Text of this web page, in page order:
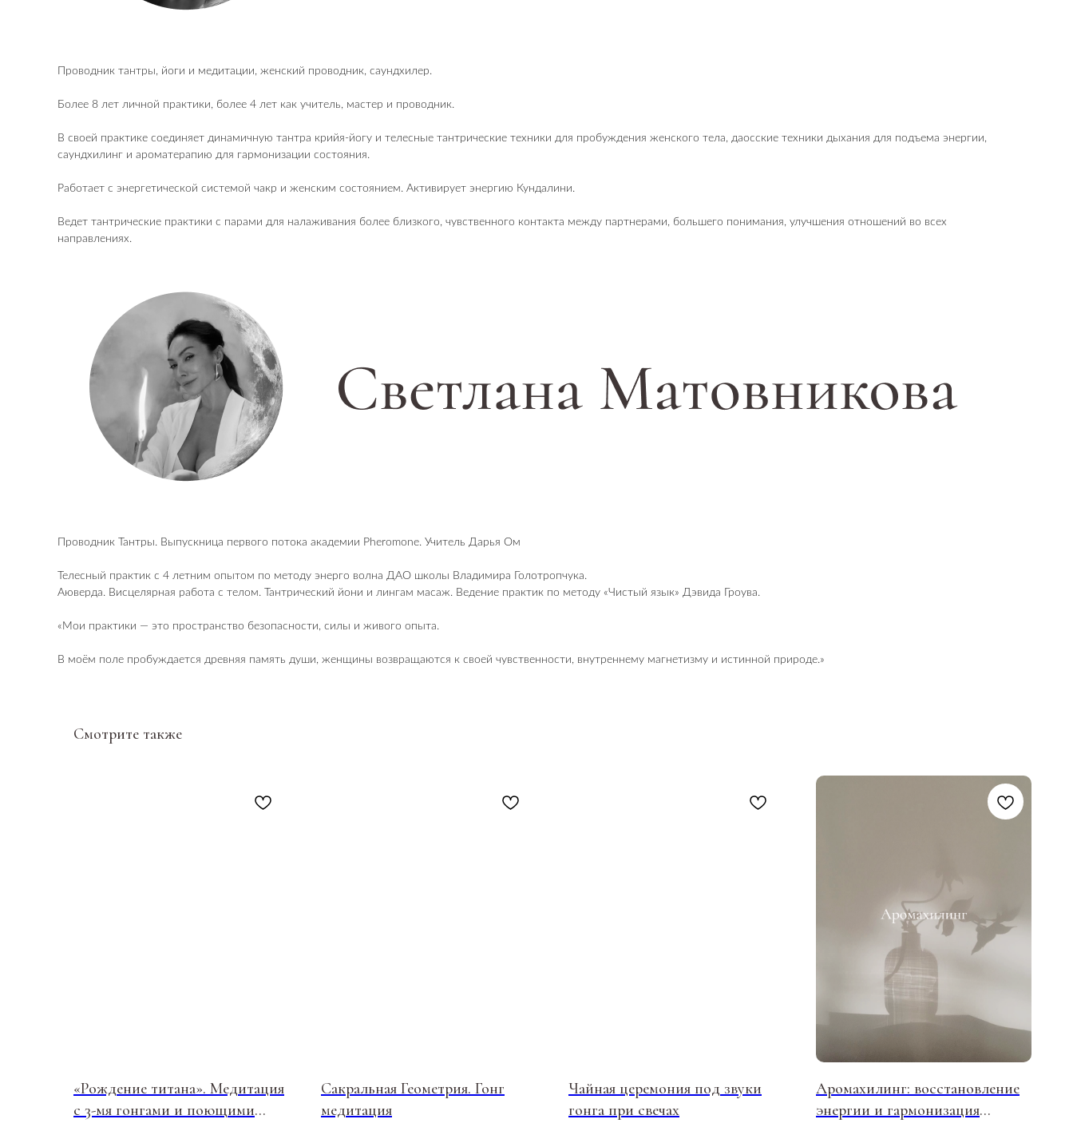
Проводник тантры, йоги и медитации, женский проводник, саундхилер.
Более 8 лет личной практики, более 4 лет как учитель, мастер и проводник.
В своей практике соединяет динамичную тантра крийя-йогу и телесные тантрические техники для пробуждения женского тела, даосские техники дыхания для подъема энергии,
саундхилинг и ароматерапию для гармонизации состояния.
Работает с энергетической системой чакр и женским состоянием. Активирует энергию Кундалини.
Ведет тантрические практики с парами для налаживания более близкого, чувственного контакта между партнерами, большего понимания, улучшения отношений во всех
направлениях.
Проводник Тантры. Выпускница первого потока академии Pheromone. Учитель Дарья Ом
Телесный практик с 4 летним опытом по методу энерго волна ДАО школы Владимира Голотропчука.
Аюверда. Висцелярная работа с телом. Тантрический йони и лингам масаж. Ведение практик по методу «Чистый язык» Дэвида Гроува.
«Мои практики — это пространство безопасности, силы и живого опыта.
В моём поле пробуждается древняя память души, женщины возвращаются к своей чувственности, внутреннему магнетизму и истинной природе.»
Смотрите также
«Рождение титана». Медитация
с 3-мя гонгами и поющими
Сакральная Геометрия. Гонг
медитация
Чайная церемония под звуки
гонга при свечах
Аромахилинг: восстановление
энергии и гармонизация
Сотрудничество
Продукция
Публичная оферта
Политика обработки данных
О нас пишут